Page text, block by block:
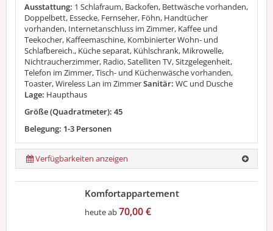
Ausstattung: 1 Schlafraum, Backofen, Bettwäsche vorhanden,
Doppelbett, Essecke, Fernseher, Föhn, Handtücher
vorhanden, Internetanschluss im Zimmer, Kaffee und
Teekocher, Kaffeemaschine, Kombinierter Wohn- und
Schlafbereich., Küche separat, Kühlschrank, Mikrowelle,
Nichtraucherzimmer, Radio, Satelliten TV, Sitzgelegenheit,
Telefon im Zimmer, Tisch- und Küchenwäsche vorhanden,
Toaster, Wireless Lan im ZimmerSanitär: WC und Dusche
Lage: Haupthaus
Größe (Quadratmeter): 45
Belegung: 1-3 Personen
Verfügbarkeiten anzeigen
Komfortappartement
heute ab70,00 €